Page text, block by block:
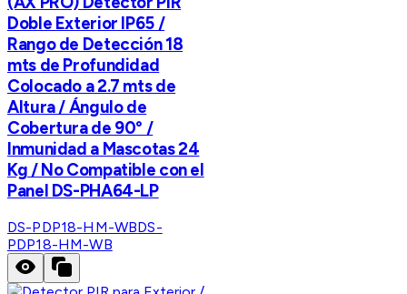
Doble Exterior IP65 /
Rango de Detección 18
mts de Profundidad
Colocado a 2.7 mts de
Altura / Ángulo de
Cobertura de 90° /
Inmunidad a Mascotas 24
Kg / No Compatible con el
Panel DS-PHA64-LP
DS-PDP18-HM-WBDS-
PDP18-HM-WB